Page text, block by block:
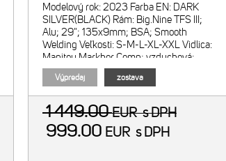
Modelový rok: 2023 Farba EN: DARK
SILVER(BLACK) Rám: Big.Nine TFS III;
Alu; 29"; 135x9mm; BSA; Smooth
Welding Veľkosti: S-M-L-XL-XXL Vidlica:
Manitou Markhor Comp; vzduchová;
zdvih 100mm; X-Tap
Výpredaj zostava
1 449.00EURs DPH
999.00 EUR s DPH